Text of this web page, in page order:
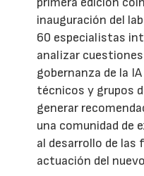
inauguración del
60 especialistas
analizar
gobernanza de la
técnicos y grupos
generar
una comunidad de
al desarrollo de las
actuación del